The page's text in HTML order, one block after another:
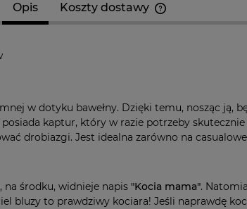
Opis Koszty dostawy
w dotyku bawełny. Dzięki temu, nosząc ją,
kaptur, który w razie potrzeby
drobiazgi. Jest idealna zarówno na
na środku, widnieje napis "Kocia mama".
bluzy to prawdziwy kociara! Jeśli naprawdę